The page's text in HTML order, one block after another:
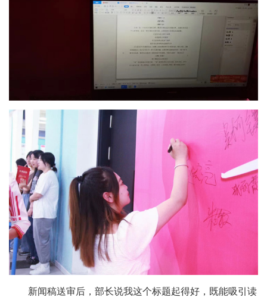
新闻稿送审后，部长说我这个标题起得好，既能吸引读